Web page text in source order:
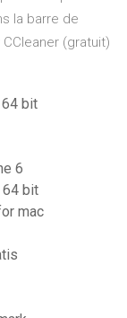
la barre de
(gratuit)
bit
6
64 bit
mac